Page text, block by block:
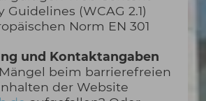
Guidelines (WCAG 2.1)
Norm EN 301
und Kontaktangaben
beim barrierefreien
der Website